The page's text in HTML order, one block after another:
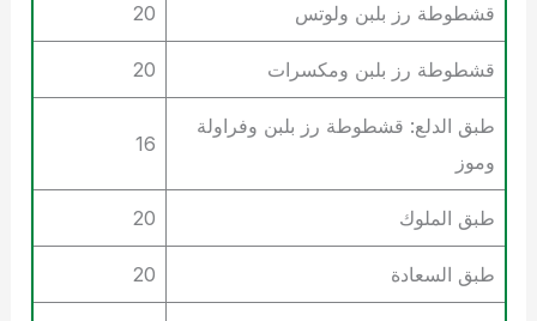
قشطوطة رز بلبن ولوتس 20
قشطوطة رز بلبن ومكسرات 20
طبق الدلع: قشطوطة رز بلبن وفراولة
وموز
16
طبق الملوك 20
طبق السعادة 20